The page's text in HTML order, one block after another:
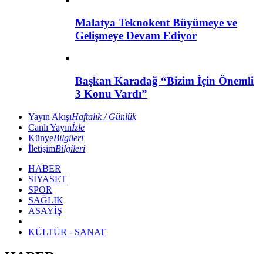
Malatya Teknokent Büyümeye ve
Gelişmeye Devam Ediyor
Başkan Karadağ “Bizim İçin Önemli
3 Konu Vardı”
Yayın AkışıHaftalık / Günlük
Canlı Yayınİzle
KünyeBilgileri
İletişimBilgileri
HABER
SİYASET
SPOR
SAĞLIK
ASAYİŞ
KÜLTÜR - SANAT